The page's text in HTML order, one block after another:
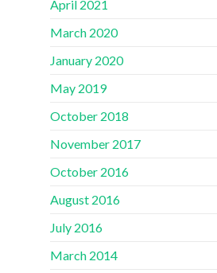
April 2021
March 2020
January 2020
May 2019
October 2018
November 2017
October 2016
August 2016
July 2016
March 2014